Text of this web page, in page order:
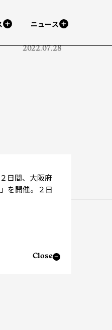
ニュース
2022.07.28
日間、大阪府
を開催。２日
Close